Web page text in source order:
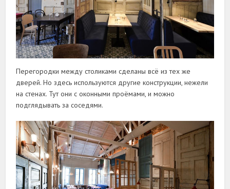
Перегородки между столиками сделаны всё из тех же
дверей. Но здесь используются другие конструкции, нежели
на стенах. Тут они с оконными проёмами, и можно
подглядывать за соседями.